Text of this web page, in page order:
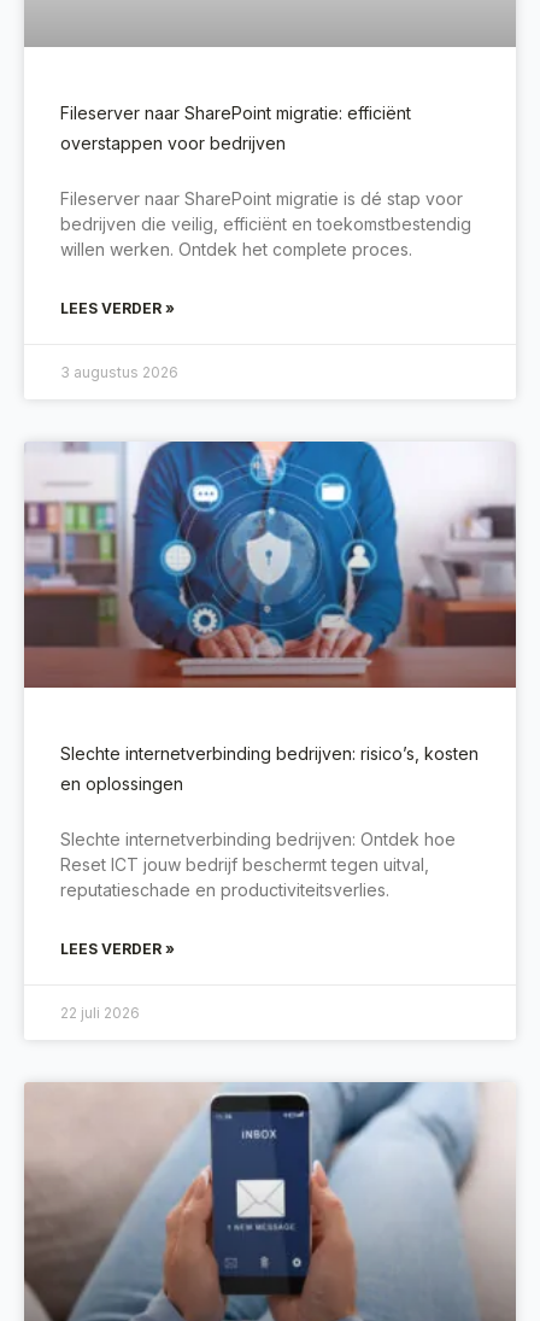
Fileserver naar SharePoint migratie: efficiënt
overstappen voor bedrijven
Fileserver naar SharePoint migratie is dé stap voor
bedrijven die veilig, efficiënt en toekomstbestendig
willen werken. Ontdek het complete proces.
LEES VERDER »
3 augustus 2026
Slechte internetverbinding bedrijven: risico’s, kosten
en oplossingen
Slechte internetverbinding bedrijven: Ontdek hoe
Reset ICT jouw bedrijf beschermt tegen uitval,
reputatieschade en productiviteitsverlies.
LEES VERDER »
22 juli 2026